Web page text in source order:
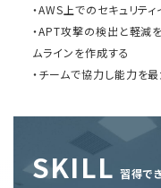
・AWS上でのセキュリテ
・APT攻撃の検出と軽減
ムラインを作成する
・チームで協力し能力を
SKILL 習得で